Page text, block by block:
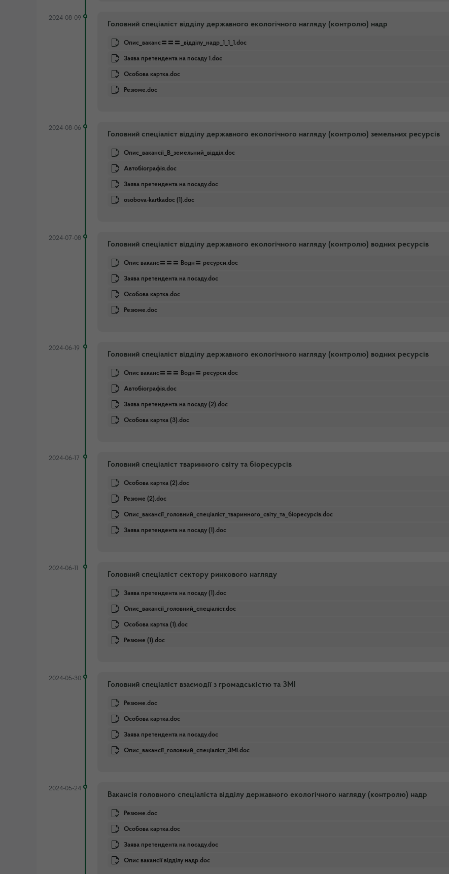
2024-08-09
Головний спеціаліст відділу державного екологічного нагляду (контролю) надр
Опис_ваканс〓〓〓_відділу_надр_1_1_1.doc
Заява претендента на посаду 1.doc
Особова картка.doc
Резюме.doc
2024-08-06
Головний спеціаліст відділу державного екологічного нагляду (контролю) земельних ресурсів
Опис_вакансії_В_земельний_відділ.doc
Автобіографія.doc
Заява претендента на посаду.doc
osobova-kartkadoc (1).doc
2024-07-08
Головний спеціаліст відділу державного екологічного нагляду (контролю) водних ресурсів
Опис ваканс〓〓〓 Водн〓 ресурси.doc
Заява претендента на посаду.doc
Особова картка.doc
Резюме.doc
2024-06-19
Головний спеціаліст відділу державного екологічного нагляду (контролю) водних ресурсів
Опис ваканс〓〓〓 Водн〓 ресурси.doc
Автобіографія.doc
Заява претендента на посаду (2).doc
Особова картка (3).doc
2024-06-17
Головний спеціаліст тваринного світу та біоресурсів
Особова картка (2).doc
Резюме (2).doc
Опис_вакансії_головний_спеціаліст_тваринного_світу_та_біоресурсів.doc
Заява претендента на посаду (1).doc
2024-06-11
Головний спеціаліст сектору ринкового нагляду
Заява претендента на посаду (1).doc
Опис_вакансії_головний_спеціаліст.doc
Особова картка (1).doc
Резюме (1).doc
2024-05-30
Головний спеціаліст взаємодії з громадськістю та ЗМІ
Резюме.doc
Особова картка.doc
Заява претендента на посаду.doc
Опис_вакансії_головний_спеціаліст_ЗМІ.doc
2024-05-24
Вакансія головного спеціаліста відділу державного екологічного нагляду (контролю) надр
Резюме.doc
Особова картка.doc
Заява претендента на посаду.doc
Опис вакансії відділу надр.doc